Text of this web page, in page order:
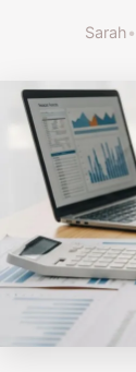
Sarah•